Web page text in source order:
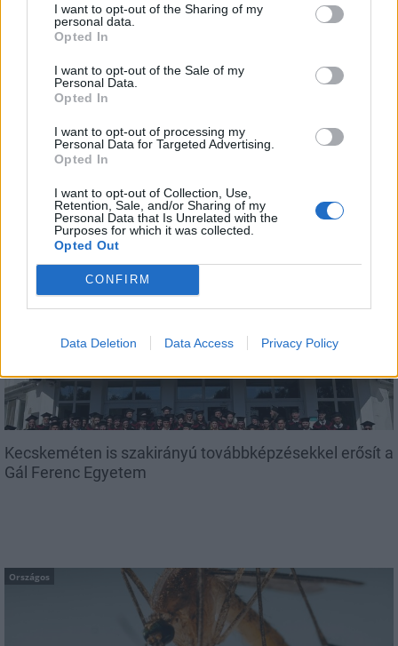
I want to opt-out of the Sharing of my
personal data.
Opted In
I want to opt-out of the Sale of my
Personal Data.
Opted In
I want to opt-out of processing my
Personal Data for Targeted Advertising.
Opted In
I want to opt-out of Collection, Use,
Retention, Sale, and/or Sharing of my
Personal Data that Is Unrelated with the
Purposes for which it was collected.
Opted Out
CONFIRM
Data Deletion Data Access Privacy Policy
Kecskeméten is szakirányú továbbképzésekkel erősít a
Gál Ferenc Egyetem
Országos